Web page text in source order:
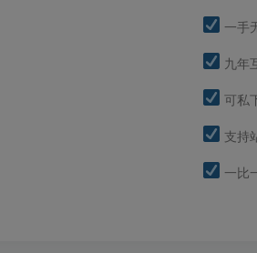
一手
九年
可私
支持
一比